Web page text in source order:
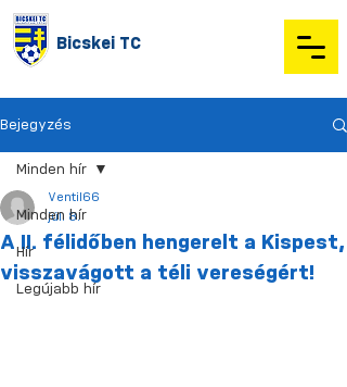
Bicskei TC
Bejegyzés
Minden hír
Hír
Legújabb hír
Minden hír
A II. félidőben hengerelt a Kispest,
visszavágott a téli vereségért!
Ventil66
júl. 8.